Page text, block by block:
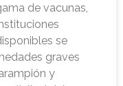
de vacunas,
se
graves
y